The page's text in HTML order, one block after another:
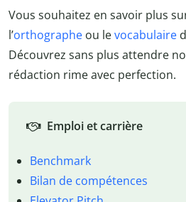
Vous souhaitez en savoir plus
l’orthographe ou levocabulaire
Découvrez sans plus attendre
rédaction rime avec perfection.
Emploi et carrière
Benchmark
Bilan de compétences